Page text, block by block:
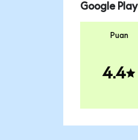
Google Play
Puan
4.4